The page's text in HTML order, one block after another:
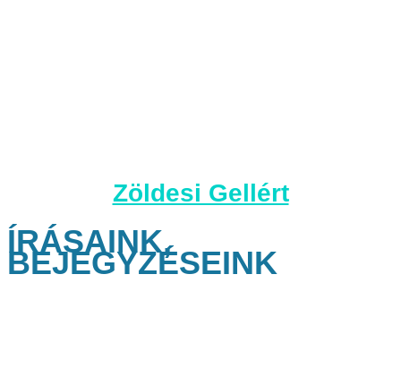
Zöldesi Gellért
ÍRÁSAINK,
BEJEGYZÉSEINK